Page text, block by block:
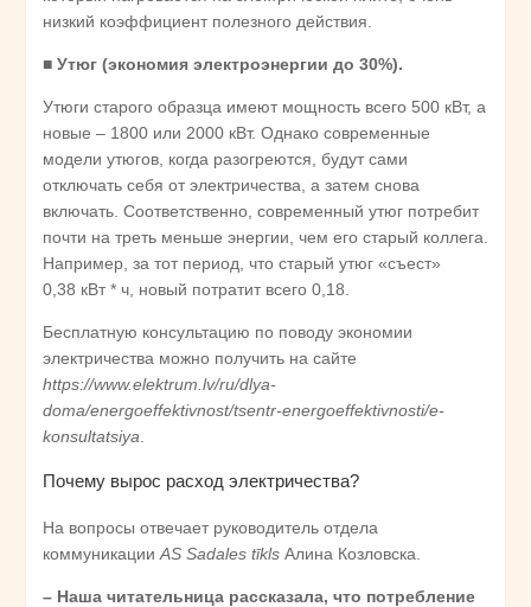
низкий коэффициент полезного действия.
■ Утюг (экономия электроэнергии до 30%).
Утюги старого образца имеют мощность всего 500 кВт, а
новые – 1800 или 2000 кВт. Однако современные
модели утюгов, когда разогреются, будут сами
отключать себя от электричества, а затем снова
включать. Соответственно, современный утюг потребит
почти на треть меньше энергии, чем его старый коллега.
Например, за тот период, что старый утюг «съест»
0,38 кВт * ч, новый потратит всего 0,18.
Бесплатную консультацию по поводу экономии
электричества можно получить на сайте
https://www.elektrum.lv/ru/dlya-
doma/energoeffektivnost/tsentr-energoeffektivnosti/e-
konsultatsiya
Почему вырос расход электричества?
На вопросы отвечает руководитель отдела
коммуникации AS Sadales tīkls Алина Козловска.
– Наша читательница рассказала, что потребление